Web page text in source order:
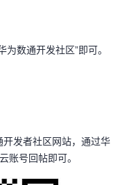
数通开发社区”即可。
发者社区网站，通过华
账号回帖即可。